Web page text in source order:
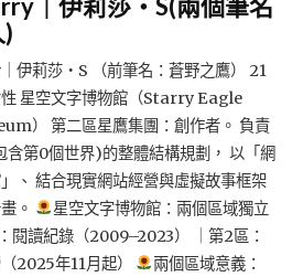
｜伊莉莎・S(兩個筆名
伊莉莎・S （前筆名：蒼野之鷹） 21
星空文字博物館（Starry Eagle
） 第二區星鷹集團：創作者。 負責
含第0個世界)的整體結構規劃， 以「網
、 結合現實網站經營與虛擬故事框架
。
星空文字博物館：兩個區域獨立
閱讀紀錄（2009–2023） ｜第2區：
2025年11月起）
兩個區域意義：